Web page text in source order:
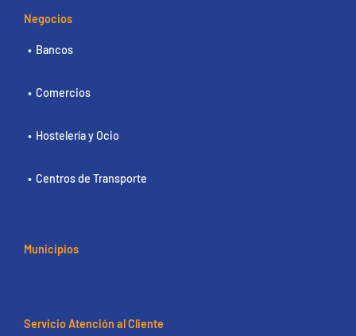
Negocios
Bancos
Comercios
Hostelería y Ocio
Centros de Transporte
Municipios
Servicio Atención al Cliente